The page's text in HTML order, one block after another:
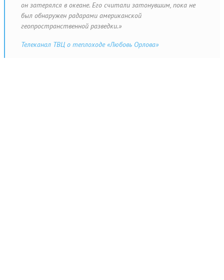
КРУИЗНЫЕ КОМПАНИИ
РАБОТА
он затерялся в океане. Его считали затонувшим, пока не
был обнаружен радарами американской
геопространственной разведки.»
Телеканал ТВЦ о теплоходе «Любовь Орлова»